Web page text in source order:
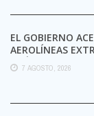
EL GOBIERNO
AEROLÍNEAS
TRÁMITES
7 AGOSTO, 2026